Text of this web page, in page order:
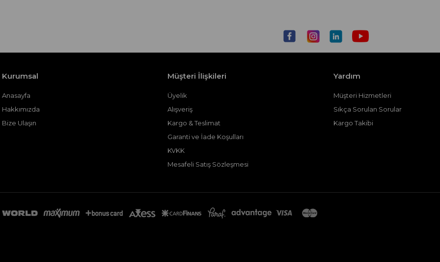
Kurumsal
Anasayfa
Hakkımızda
Bize Ulaşın
Müşteri İlişkileri
Üyelik
Alışveriş
Kargo & Teslimat
Garanti ve İade Koşulları
KVKK
Mesafeli Satış Sözleşmesi
Yardım
Müşteri Hizmetleri
Sıkça Sorulan Sorular
Kargo Takibi